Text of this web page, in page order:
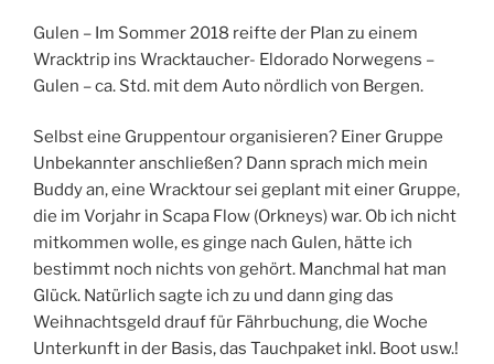
Gulen – Im Sommer 2018 reifte der Plan zu einem
Wracktrip ins Wracktaucher- Eldorado Norwegens –
Gulen – ca. Std. mit dem Auto nördlich von Bergen.
Selbst eine Gruppentour organisieren? Einer Gruppe
Unbekannter anschließen? Dann sprach mich mein
Buddy an, eine Wracktour sei geplant mit einer Gruppe,
die im Vorjahr in Scapa Flow (Orkneys) war. Ob ich nicht
mitkommen wolle, es ginge nach Gulen, hätte ich
bestimmt noch nichts von gehört. Manchmal hat man
Glück. Natürlich sagte ich zu und dann ging das
Weihnachtsgeld drauf für Fährbuchung, die Woche
Unterkunft in der Basis, das Tauchpaket inkl. Boot usw.!